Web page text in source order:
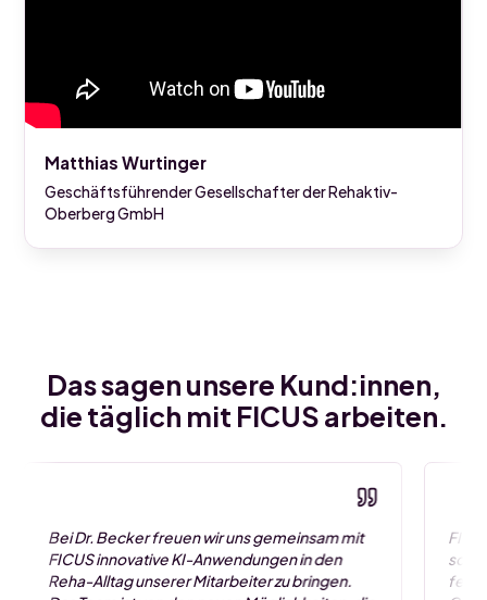
Matthias Wurtinger
Geschäftsführender Gesellschafter der Rehaktiv-
Oberberg GmbH
Das sagen unsere Kund:innen,
die täglich mit FICUS arbeiten.
Bei Dr. Becker freuen wir uns gemeinsam mit
FICUS innovative KI-Anwendungen in den
Reha-Alltag unserer Mitarbeiter zu bringen.